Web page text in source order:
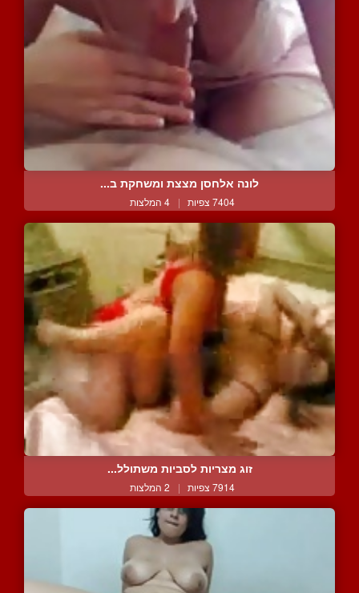
לונה אלחסן מצצת ומשחקת ב...
7404 צפיות | 4 המלצות
זוג מצריות לסביות משתולל...
7914 צפיות | 2 המלצות